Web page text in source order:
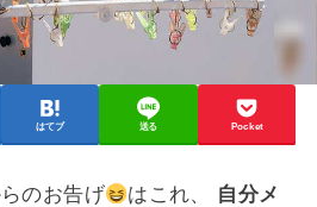
はてブ 送る Pocket
のお告げ はこれ、 自分メ